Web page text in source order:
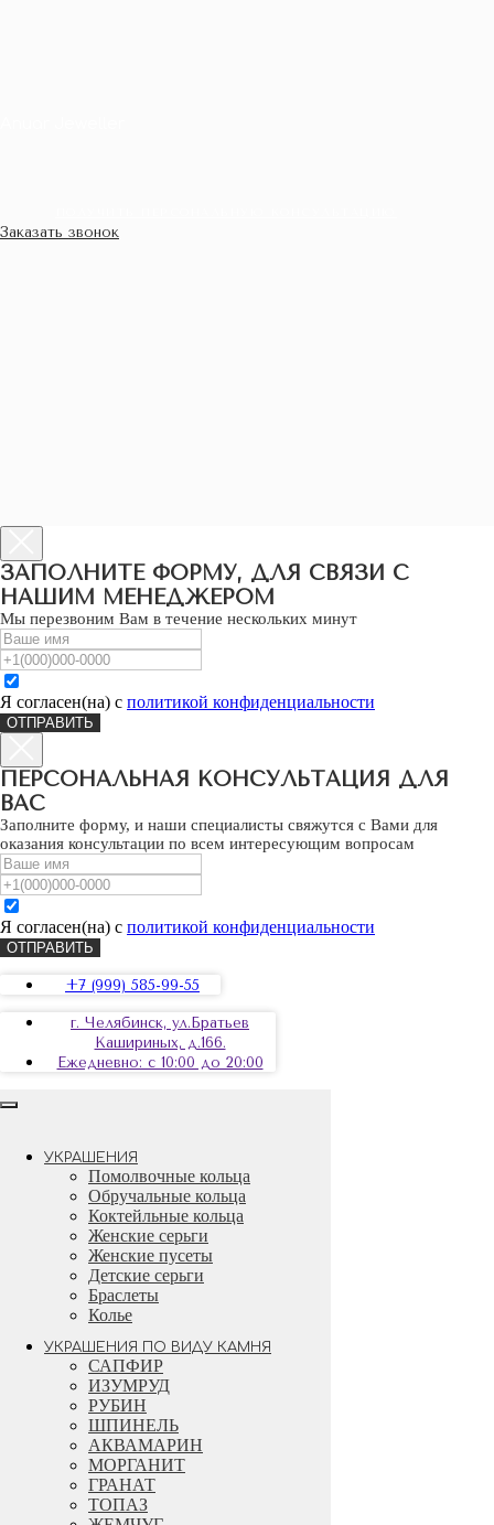
Заказать звонок
ПО КАТЕГОРИИ
ПОМОЛВОЧНЫЕ
КОЛЬЦА
ОБРУЧАЛЬНЫЕ
КОЛЬЦА
ЖЕНСКИЕ СЕРЬГИ
КОКТЕЙЛЬНЫЕ КОЛЬЦА
ЖЕНСКИЕ
ПУСЕТЫ
ДЕТСКИЕ СЕРЬГИ
БРАСЛЕТЫ
ПО ВИДУ КАМНЯ
САПФИР
ИЗУМРУД
ШПИНЕЛЬ
РУБИН
АКВАМАРИН
МОРГАНИТ
ГРАНАТ
БРИЛЛИАНТ
ТОПАЗ
ТУРМАЛИН
ОНИКС
УКРАШЕНИЕ ПО
ВАШЕМУ ДИЗАЙНУ
Создайте для себя новое
определение роскоши. Станьте
соавтором своего украшения.
Индивидуальный заказ
ЗАПОЛНИТЕ ФОРМУ, ДЛЯ СВЯЗИ С
НАШИМ МЕНЕДЖЕРОМ
Мы перезвоним Вам в течение нескольких минут
Я согласен(на) с политикой конфиденциальности
ОТПРАВИТЬ
ПЕРСОНАЛЬНАЯ КОНСУЛЬТАЦИЯ ДЛЯ
ВАС
Заполните форму, и наши специалисты свяжутся с Вами для
оказания консультации по всем интересующим вопросам
Я согласен(на) с политикой конфиденциальности
ОТПРАВИТЬ
+7 (999) 585-99-55
г. Челябинск, ул.Братьев
Кашириных, д.166.
Ежедневно: с 10:00 до 20:00
УКРАШЕНИЯ
Помолвочные кольца
Обручальные кольца
Коктейльные кольца
Женские серьги
Женские пусеты
Детские серьги
Браслеты
Колье
УКРАШЕНИЯ ПО ВИДУ КАМНЯ
САПФИР
ИЗУМРУД
РУБИН
ШПИНЕЛЬ
АКВАМАРИН
МОРГАНИТ
ГРАНАТ
ТОПАЗ